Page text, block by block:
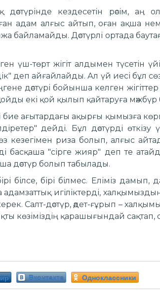
дәстүрінде кездесетін рәсім, аң
адам алғыс айтып, оған ақша
байламайды. Дәстүрлі ортада
үш-төрт жігіт алдымен түсетін
деп айғайлайды. Ал үй иесі бұл
дәстүрі бойынша келген
екі қой қылып қайтаруға мәжбүр
бие ағытардағы ақырғы қымызға
дейді. Бұл дәстүрді
риза болып, алғыс
басқаша "сірге жияр" деп те
дәстүр болып табылады.
білсе, бірі білмес. Еліміз
адамзаттық игіліктерді,
Салт-дәстүр, әдет-ғұрып –
көзіміздің қарашығындай сақтап,
Вконтакте Одноклассники